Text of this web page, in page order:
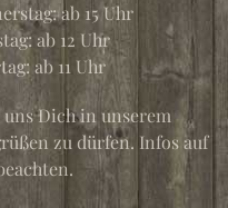
ab 15 Uhr
ab 12 Uhr
ab 11 Uhr
Dich in unserem
zu dürfen. Infos auf